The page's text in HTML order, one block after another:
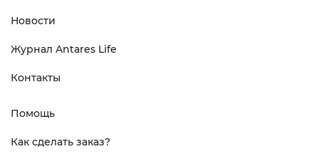
Новости
Журнал Antares Life
Контакты
Помощь
Как сделать заказ?